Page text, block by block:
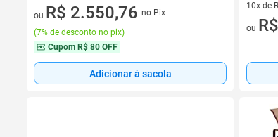
10 vez de R$ 274,28 sem juros
ou R$ 2.550,76 no Pix
(7% de desconto no pix)
Cupom R$ 80 OFF
Adicionar à sacola
10x de
10 vez
ou